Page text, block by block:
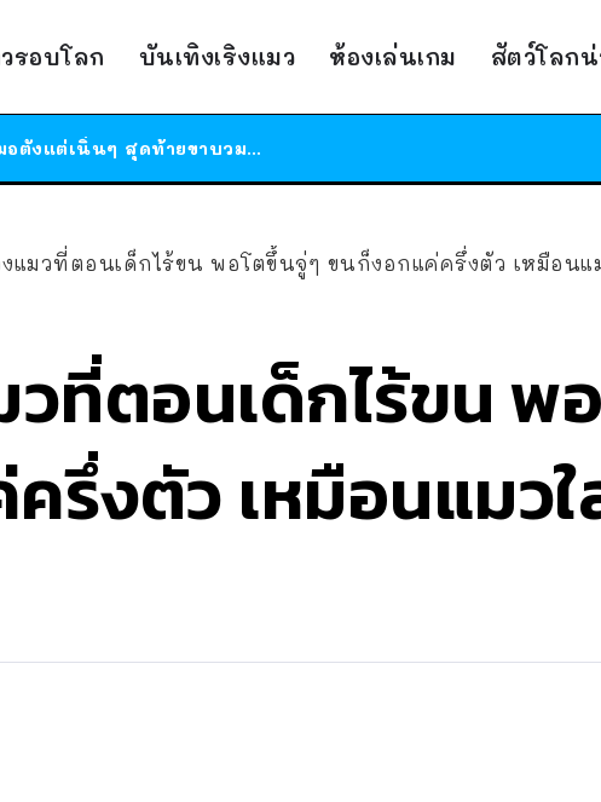
รอบโลก บันเทิงเริงแมว ห้องเล่นเกม สัตว์โลกน่
ร้านอาหารในนิวยอร์กประกาศปิดตัวลง หลังอยู่มานานกว่า 45 ปี ติดป้ายขอบคุณลูกค้าทุกคน แถมสูตรทำไวท์ซอสให้แบบจัดเต็ม
ได้เวลาเด็กหนวดรวมตัว RF Online Next เปิดให้เล่นแล้ว เกม Sci-Fi MMORPG ระดับตำนาน เล่นได้ทั้งมือถือและ PC
แมวที่ตอนเด็กไร้ขน พอโตขึ้นจู่ๆ ขนก็งอกแค่ครึ่งตัว เหมือนแ
ที่ตอนเด็กไร้ขน พ
รึ่งตัว เหมือนแมวใ